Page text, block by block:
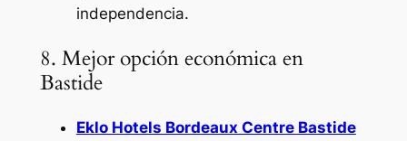
independencia.
8. Mejor opción económica en
Bastide
Eklo Hotels Bordeaux Centre Bastide